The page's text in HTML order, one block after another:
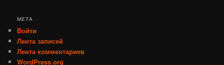
МЕТА
Войти
Лента записей
Лента комментариев
WordPress.org